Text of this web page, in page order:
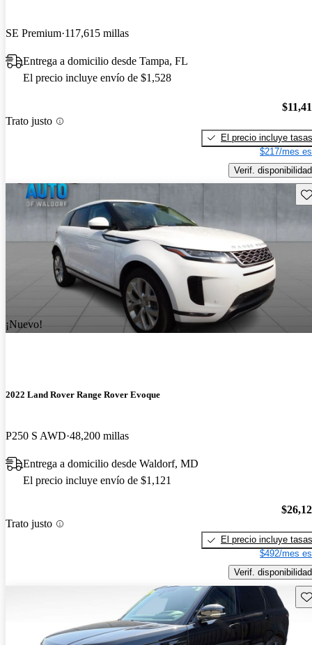
SE Premium 117,615 millas
Entrega a domicilio desde Tampa, FL
El precio incluye envío de $1,528
Trato justo
El precio incluye tasas
$217/mes
Verif. disponibilidad
¡Nuevo!
2022 Land Rover Range Rover Evoque
P250 S AWD 48,200 millas
Entrega a domicilio desde Waldorf, MD
El precio incluye envío de $1,121
Trato justo
El precio incluye tasas
$492/mes
Verif. disponibilidad